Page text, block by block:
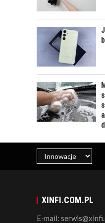
XINFI.COM.PL
E-mail: